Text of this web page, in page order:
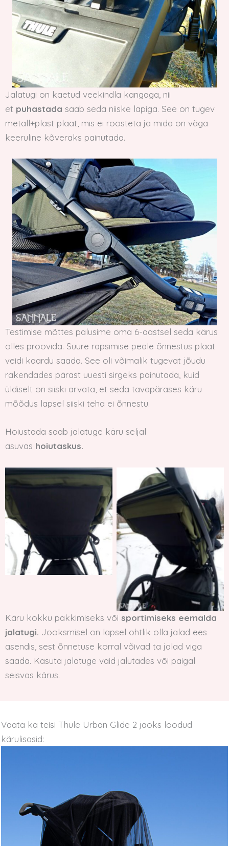
Jalatugi on kaetud veekindla kangaga, nii
et puhastada saab seda niiske lapiga. See on tugev
metall+plast plaat, mis ei roosteta ja mida on väga
keeruline kõveraks painutada.
Testimise mõttes palusime oma 6-aastsel seda kärus
olles proovida. Suure rapsimise peale õnnestus plaat
veidi kaardu saada. See oli võimalik tugevat jõudu
rakendades pärast uuesti sirgeks painutada, kuid
üldiselt on siiski arvata, et seda tavapärases käru
mõõdus lapsel siiski teha ei õnnestu.
Hoiustada saab jalatuge käru seljal
asuvas hoiutaskus.
Käru kokku pakkimiseks või sportimiseks eemalda
jalatugi. Jooksmisel on lapsel ohtlik olla jalad ees
asendis, sest õnnetuse korral võivad ta jalad viga
saada. Kasuta jalatuge vaid jalutades või paigal
seisvas kärus.
Vaata ka teisi Thule Urban Glide 2 jaoks loodud
kärulisasid: